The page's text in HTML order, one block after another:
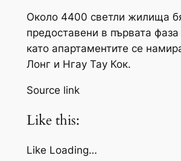
Около 4400 светли жилища
предоставени в първата
като апартаментите се
Лонг и Нгау Тау Кок.
Source link
Like this:
Like Loading…